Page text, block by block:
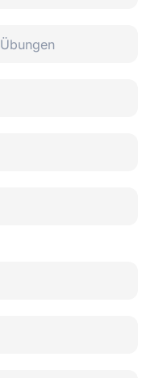
Übungen